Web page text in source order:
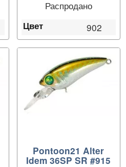
Распродано
Цвет 902
Pontoon21 Alter
Idem 36SP SR #915